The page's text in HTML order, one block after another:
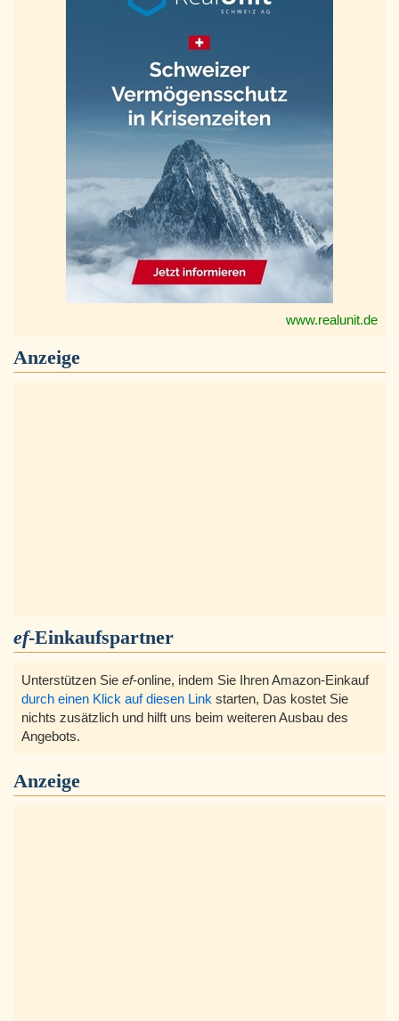
www.realunit.de
Anzeige
ef-Einkaufspartner
Unterstützen Sie ef-online, indem Sie Ihren Amazon-Einkauf
durch einen Klick auf diesen Link starten, Das kostet Sie
nichts zusätzlich und hilft uns beim weiteren Ausbau des
Angebots.
Anzeige